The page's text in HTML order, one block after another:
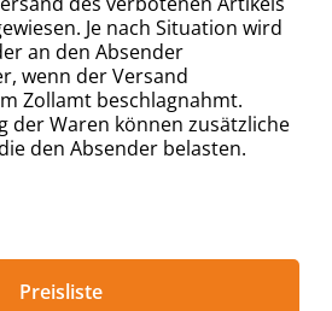
Je nach Situation wird
an den Absender
wenn der Versand
Zollamt beschlagnahmt.
der Waren können zusätzliche
den Absender belasten.
Preisliste